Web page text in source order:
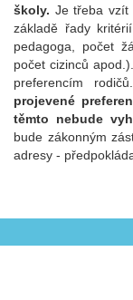
školy. Je třeba vzít
základě řady
pedagoga, počet
počet cizinců
preferencím
projevené
těmto nebude
bude zákonným
adresy -